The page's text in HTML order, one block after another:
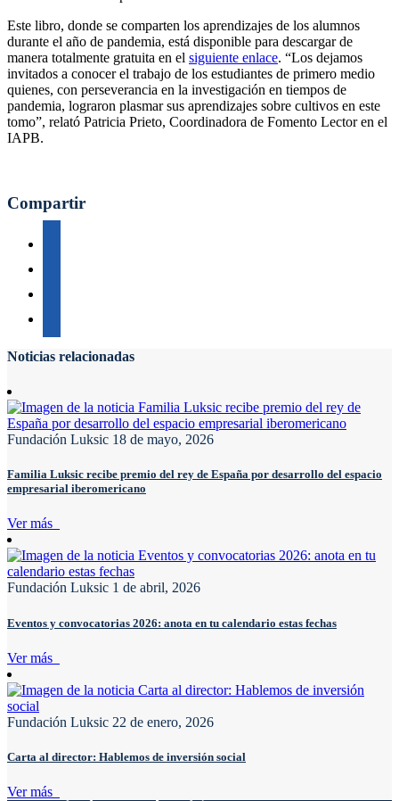
Este libro, donde se comparten los aprendizajes de los alumnos
durante el año de pandemia, está disponible para descargar de
manera totalmente gratuita en el siguiente enlace. “Los dejamos
invitados a conocer el trabajo de los estudiantes de primero medio
quienes, con perseverancia en la investigación en tiempos de
pandemia, lograron plasmar sus aprendizajes sobre cultivos en este
tomo”, relató Patricia Prieto, Coordinadora de Fomento Lector en el
IAPB.
Compartir
Noticias relacionadas
Fundación Luksic 18 de mayo, 2026
Familia Luksic recibe premio del rey de España por desarrollo del espacio
empresarial iberomericano
Ver más
Fundación Luksic 1 de abril, 2026
Eventos y convocatorias 2026: anota en tu calendario estas fechas
Ver más
Fundación Luksic 22 de enero, 2026
Carta al director: Hablemos de inversión social
Ver más